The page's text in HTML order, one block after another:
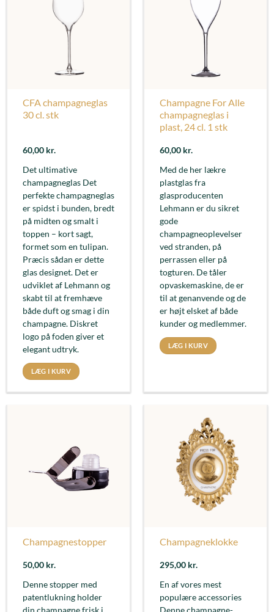
CFA champagneglas
30 cl. stk
60,00 kr.
Det ultimative
champagneglas Det
perfekte champagneglas
er spidst i bunden, bredt
på midten og smalt i
toppen – kort sagt,
formet som en tulipan.
Præcis sådan er dette
glas designet. Det er
udviklet af Lehmann og
skabt til at fremhæve
både duft og smag i din
champagne. Diskret
logo på foden giver et
elegant udtryk.
LÆG I KURV
Champagne For Alle
champagneglas i
plast, 24 cl. 1 stk
60,00 kr.
Med de her lækre
plastglas fra
glasproducenten
Lehmann er du sikret
gode
champagneoplevelser
ved stranden, på
perrassen eller på
togturen. De tåler
opvaskemaskine, de er
til at genanvende og de
er højt elsket af både
kunder og medlemmer.
LÆG I KURV
Champagnestopper
50,00 kr.
Denne stopper med
patentlukning holder
Champagneklokke
295,00 kr.
En af vores mest
populære accessories